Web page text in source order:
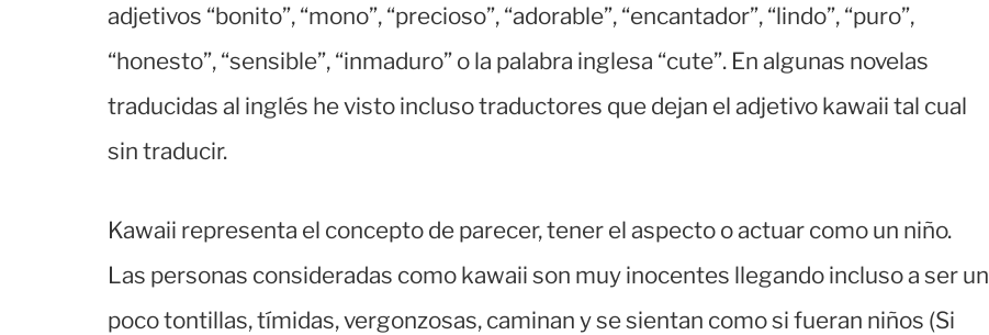
adjetivos “bonito”, “mono”, “precioso”, “adorable”, “encantador”, “lindo”, “puro”,
“honesto”, “sensible”, “inmaduro” o la palabra inglesa “cute”. En algunas novelas
traducidas al inglés he visto incluso traductores que dejan el adjetivo kawaii tal cual
sin traducir.
Kawaii representa el concepto de parecer, tener el aspecto o actuar como un niño.
Las personas consideradas como kawaii son muy inocentes llegando incluso a ser un
poco tontillas, tímidas, vergonzosas, caminan y se sientan como si fueran niños (Si